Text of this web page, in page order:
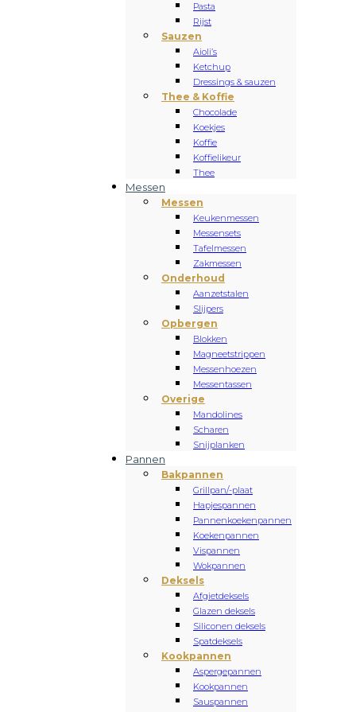
Pasta
Rijst
Sauzen
Aioli’s
Ketchup
Dressings & sauzen
Thee & Koffie
Chocolade
Koekjes
Koffie
Koffielikeur
Thee
Messen
Messen
Keukenmessen
Messensets
Tafelmessen
Zakmessen
Onderhoud
Aanzetstalen
Slijpers
Opbergen
Blokken
Magneetstrippen
Messenhoezen
Messentassen
Overige
Mandolines
Scharen
Snijplanken
Pannen
Bakpannen
Grillpan/-plaat
Hapjespannen
Pannenkoekenpannen
Koekenpannen
Vispannen
Wokpannen
Deksels
Afgietdeksels
Glazen deksels
Siliconen deksels
Spatdeksels
Kookpannen
Aspergepannen
Kookpannen
Sauspannen